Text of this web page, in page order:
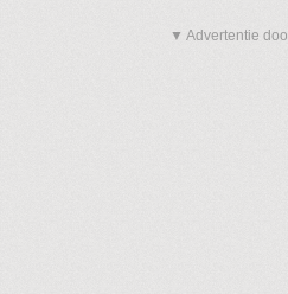
▼ Advertentie